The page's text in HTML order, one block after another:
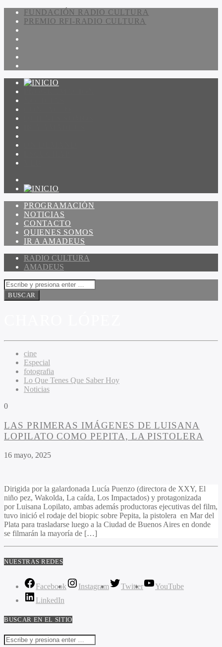
FUNDACIÓN RADIO CULTURA
PREMIO RFI-RADIO CULTURA
PROGRAMACIÓN
NOTICIAS
CONTACTO
QUIENES SOMOS
IR A AMADEUS
RADIO CULTURA
AMADEUS
cine
Especial
fotografia
Lo Que Tenes Que Saber Hoy
Noticias
0
LAS PRIMERAS IMÁGENES DE LUISANA
LOPILATO COMO PEPITA, LA PISTOLERA
16 mayo, 2025
Dirigida por la galardonada Lucía Puenzo (directora de XXY, El
niño pez, Wakolda, La caída, Los Impactados) y protagonizada
por Luisana Lopilato, ambas además productoras ejecutivas del film,
tuvo inició el rodaje del biopic sobre Pepita, la pistolera en Mar del
Plata para trasladarse luego a la Ciudad de Buenos Aires en donde
se filmarán la mayoría de […]
NUESTRAS REDES
Facebook Instagram Twitter
YouTube
LinkedIn
BUSCAR EN EL SITIO